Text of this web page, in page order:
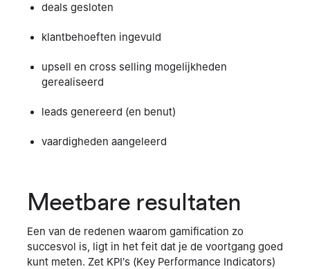
deals gesloten
klantbehoeften ingevuld
upsell en cross selling mogelijkheden
gerealiseerd
leads genereerd (en benut)
vaardigheden aangeleerd
Meetbare resultaten
Een van de redenen waarom gamification zo
succesvol is, ligt in het feit dat je de voortgang goed
kunt meten. Zet KPI’s (Key Performance Indicators)